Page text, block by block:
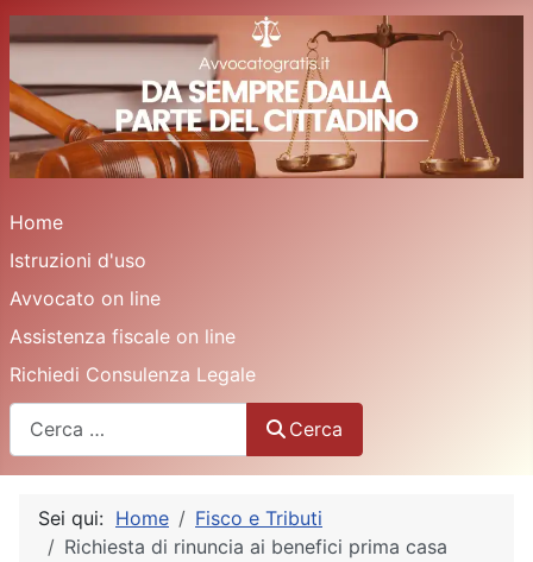
Home
Istruzioni d'uso
Avvocato on line
Assistenza fiscale on line
Richiedi Consulenza Legale
Cerca
Sei qui: Home
Fisco e Tributi
Richiesta di rinuncia ai benefici prima casa